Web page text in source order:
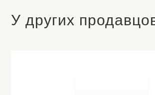
У других